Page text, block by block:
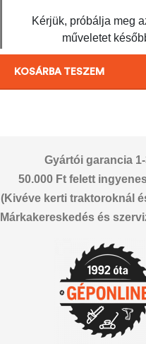
KOSÁRBA TESZEM
Gyártói garancia
50.000 Ft felett
(Kivéve kerti traktoroknál
Márkakereskedés és